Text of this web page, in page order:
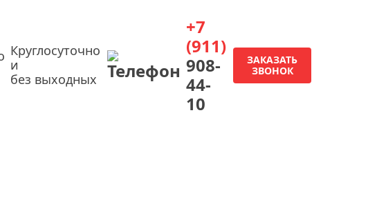
Круглосуточно
и
без выходных
+7
(911)
908-
44-
10
ЗАКАЗАТЬ
ЗВОНОК